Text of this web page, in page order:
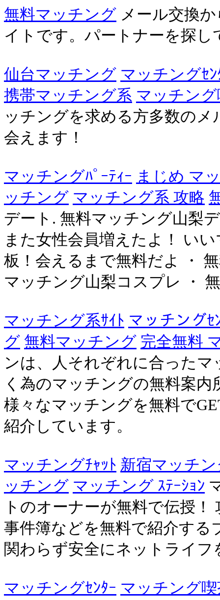
無料マッチング メール交換
イトです。パートナーを探し
仙台マッチング マッチングｾﾝ
携帯マッチング系 マッチン
ッチングを求める方多数の
会えます！
マッチングﾊﾟｰﾃｨｰ まじめ マ
ッチング マッチング系 攻略
デート. 無料マッチング山梨
また女性会員増えたよ！ い
板！会えるまで無料だよ ・
マッチング山梨コスプレ ・
マッチング系ｻｲﾄ マッチングｾ
グ 無料マッチング 完全無料
ンは、人それぞれに合った
く為のマッチングの無料案
様々なマッチングを無料で
紹介しています。
マッチングﾁｬｯﾄ 新宿マッチ
ッチング マッチング ｽﾃｰｼｮﾝ
トのオーナーが無料で伝授
事件簿などを無料で紹介する
関わらず安全にネットライフ
マッチングｾﾝﾀｰ マッチング